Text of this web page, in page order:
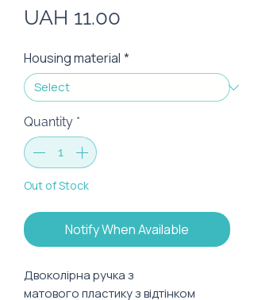
UAH 11.00
Housing material *
Quantity *
Out of Stock
Notify When Available
Двоколірна ручка з
матового пластику з відтінком